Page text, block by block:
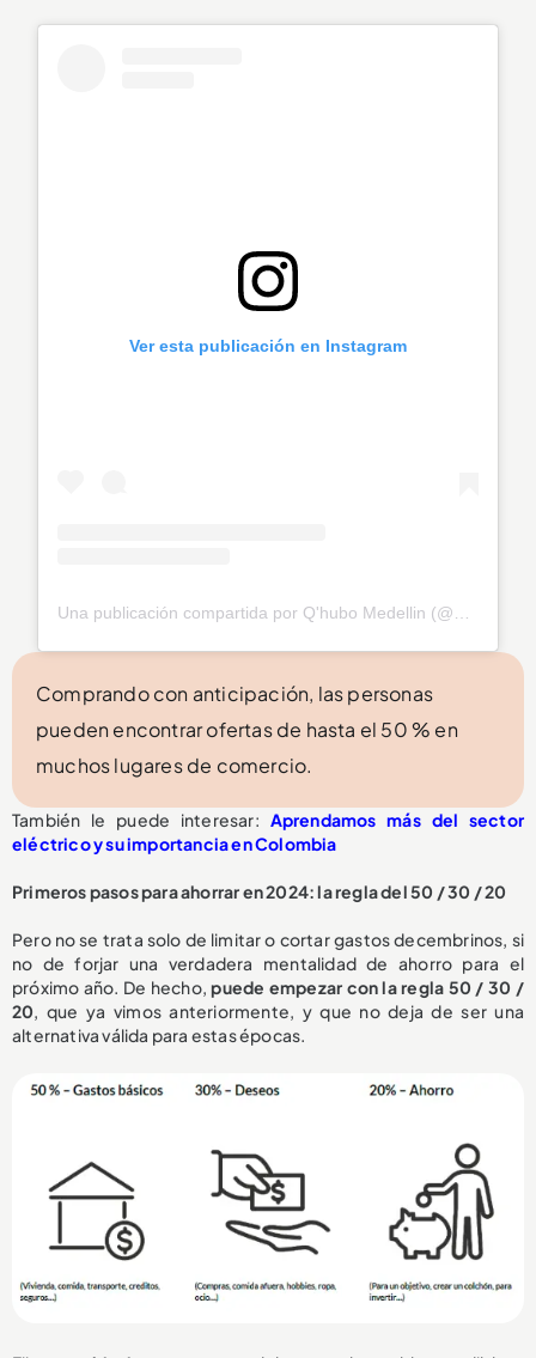
Ver esta publicación en Instagram
Comprando con anticipación, las personas
pueden encontrar ofertas de hasta el 50 % en
muchos lugares de comercio.
También le puede interesar: Aprendamos más del sector
eléctrico y su importancia en Colombia
Primeros pasos para ahorrar en 2024: la regla del 50 / 30 / 20
Pero no se trata solo de limitar o cortar gastos decembrinos, si
no de forjar una verdadera mentalidad de ahorro para el
próximo año. De hecho,puede empezar con la regla 50 / 30 /
20 , que ya vimos anteriormente, y que no deja de ser una
alternativa válida para estas épocas.